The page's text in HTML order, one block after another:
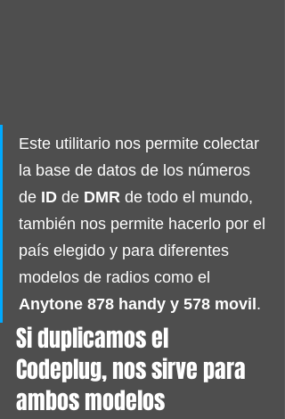
Este utilitario nos permite colectar
la base de datos de los números
de ID de DMR de todo el mundo,
también nos permite hacerlo por el
país elegido y para diferentes
modelos de radios como el
Anytone 878 handy y 578 movil.
Si duplicamos el
Codeplug, nos sirve para
ambos modelos